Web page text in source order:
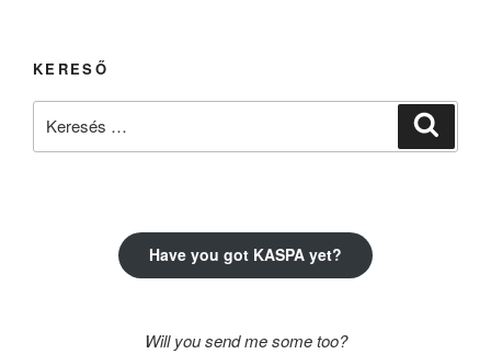
KERESŐ
Have you got KASPA yet?
Will you send me some too?